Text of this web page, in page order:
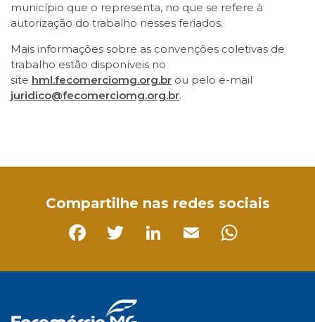
município que o representa, no que se refere à
autorização do trabalho nesses feriados.
Mais informações sobre as convenções coletivas de
trabalho estão disponíveis no
site hml.fecomerciomg.org.br ou pelo e-mail
juridico@fecomerciomg.org.br.
Compartilhe nas redes sociais